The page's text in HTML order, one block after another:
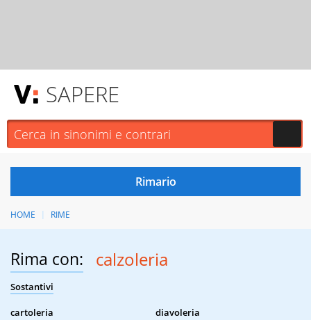
SAPERE
HOME RIME
Rima con: calzoleria
Sostantivi
cartoleria
diavoleria